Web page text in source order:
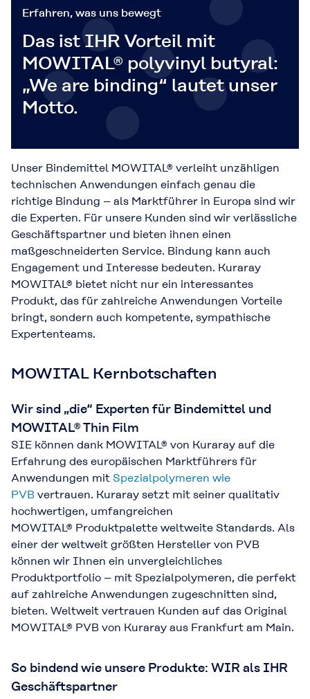
Erfahren, was uns bewegt
Das ist IHR Vorteil mit
MOWITAL® polyvinyl butyral:
„We are binding“ lautet unser
Motto.
Unser Bindemittel MOWITAL® verleiht unzähligen
technischen Anwendungen einfach genau die
richtige Bindung – als Marktführer in Europa sind wir
die Experten. Für unsere Kunden sind wir verlässliche
Geschäftspartner und bieten ihnen einen
maßgeschneiderten Service. Bindung kann auch
Engagement und Interesse bedeuten. Kuraray
MOWITAL® bietet nicht nur ein interessantes
Produkt, das für zahlreiche Anwendungen Vorteile
bringt, sondern auch kompetente, sympathische
Expertenteams.
MOWITAL Kernbotschaften
Wir sind „die“ Experten für Bindemittel und
MOWITAL® Thin Film
SIE können dank MOWITAL® von Kuraray auf die
Erfahrung des europäischen Marktführers für
Anwendungen mit Spezialpolymeren wie
PVB vertrauen. Kuraray setzt mit seiner qualitativ
hochwertigen, umfangreichen
MOWITAL® Produktpalette weltweite Standards. Als
einer der weltweit größten Hersteller von PVB
können wir Ihnen ein unvergleichliches
Produktportfolio – mit Spezialpolymeren, die perfekt
auf zahlreiche Anwendungen zugeschnitten sind,
bieten. Weltweit vertrauen Kunden auf das Original
MOWITAL® PVB von Kuraray aus Frankfurt am Main.
So bindend wie unsere Produkte: WIR als IHR
Geschäftspartner